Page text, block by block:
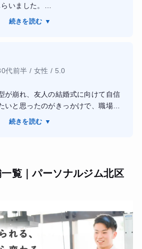
「あと1回！」の掛け声でモチベーシ
。また、BEYONDの大きな特徴であ
たサプリメントの摂取タイミングな
にプロフェッショナルです。
肪率が18%から12%まで落ち、目標だ
っきりと見えるようになりました。
量を扱う楽しさを知ったことで、ジ
いました。
感あふれるもので、快適に過ごすこ
した。
どうしても気になるのが荷物の多さ
はりこういった店舗サービスが手厚
と思います。
っていく必要がなく店で出してくれ
続きを読む ▼
代前半 / 女性 / 5.0
が崩れ、友人の結婚式に向けて自信
いと思ったのがきっかけで、職場か
麻布十番店を選びました。
的な指導をしてくれました。特に
重以上に見た目が引き締まり、長年の
されました。料金は決して安くはあ
ドしにくい正しい知識と自信を手に
続きを読む ▼
覧｜パーソナルジム北区